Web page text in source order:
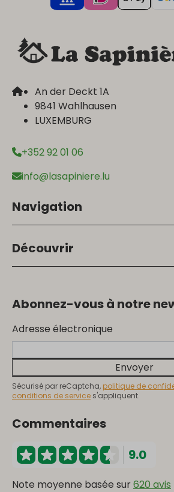
An der Deckt 1A
9841 Wahlhausen
LUXEMBURG
+352 92 01 06
info@lasapiniere.lu
Navigation
Découvrir
Abonnez-vous à notre
Adresse électronique
Envoyer
Sécurisé par reCaptcha, politique de
conditions de service s'appliquent.
Commentaires
9.0
Note moyenne basée sur620 avis